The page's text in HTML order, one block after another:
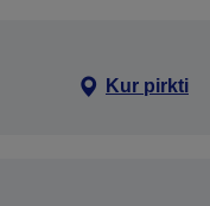
Kur pirkti